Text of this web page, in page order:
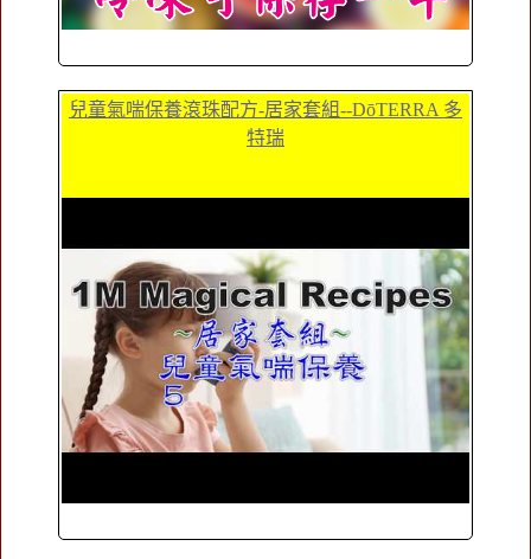
兒童氣喘保養滾珠配方-居家套組--DōTERRA 多
特瑞